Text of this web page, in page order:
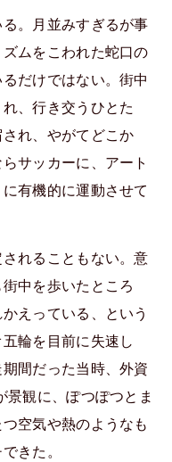
。月並みすぎるが事
ムをこわれた蛇口の
だけではない。街中
、行き交うひとた
れ、やがてどこか
サッカーに、アート
有機的に運動させて
れることもない。意
中を歩いたところ
えっている、という
輪を目前に失速し
間だった当時、外資
景観に、ぽつぽつとま
空気や熱のようなも
きた。